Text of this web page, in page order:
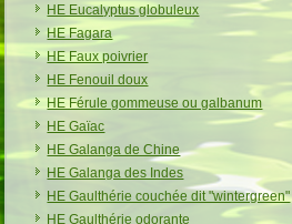
HE Eucalyptus globuleux
HE Fagara
HE Faux poivrier
HE Fenouil doux
HE Férule gommeuse ou galbanum
HE Gaïac
HE Galanga de Chine
HE Galanga des Indes
HE Gaulthérie couchée dit "wintergreen"
HE Gaulthérie odorante